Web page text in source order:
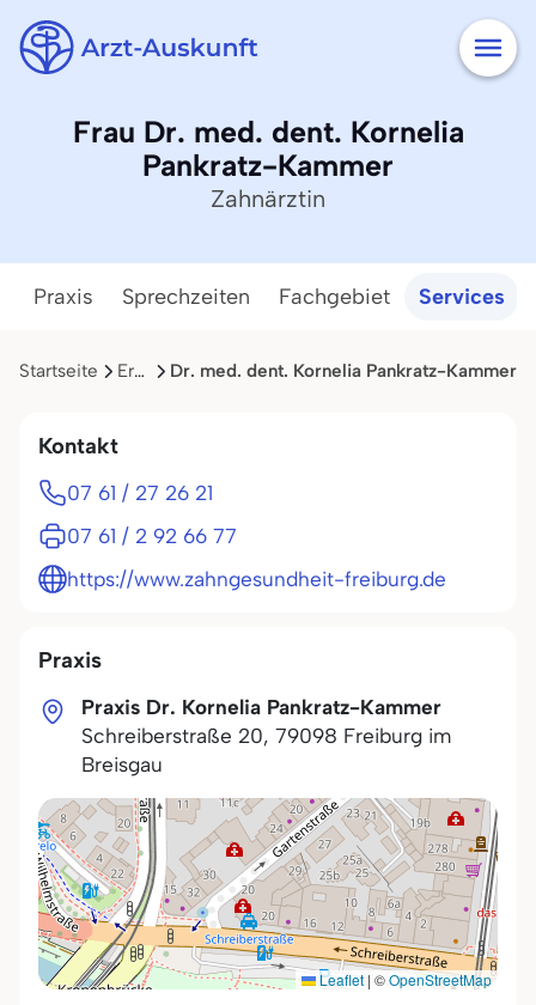
Frau Dr. med. dent. Kornelia
Pankratz-Kammer
Zahnärztin
Praxis Sprechzeiten Fachgebiet Services
Startseite Ergebnisliste Dr. med. dent. Kornelia Pankratz-Kammer
Praxis
Praxis Dr. Kornelia Pankratz-Kammer
Schreiberstraße 20, 79098 Freiburg im
Breisgau
Leaflet | ©OpenStreetMap
Kontakt
07 61 / 27 26 21
07 61 / 2 92 66 77
https://www.zahngesundheit-freiburg.de